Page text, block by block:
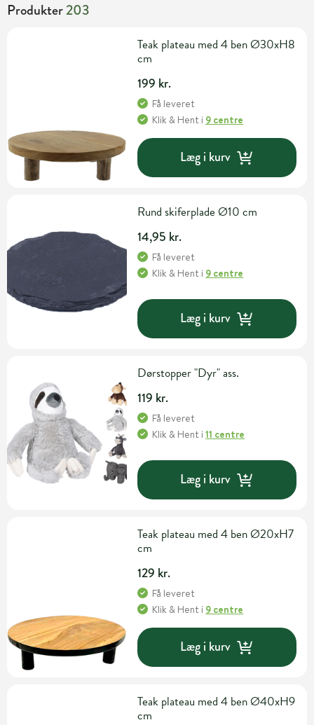
Produkter203
Teak plateau med 4 ben Ø30xH8
cm
199 kr.
Få leveret
Klik & Hent i 9 centre
Læg i kurv
Rund skiferplade Ø10 cm
14,95 kr.
Få leveret
Klik & Hent i 9 centre
Læg i kurv
Dørstopper "Dyr" ass.
119 kr.
Få leveret
Klik & Hent i11 centre
Læg i kurv
Teak plateau med 4 ben Ø20xH7
cm
129 kr.
Få leveret
Klik & Hent i 9 centre
Læg i kurv
Teak plateau med 4 ben Ø40xH9
cm